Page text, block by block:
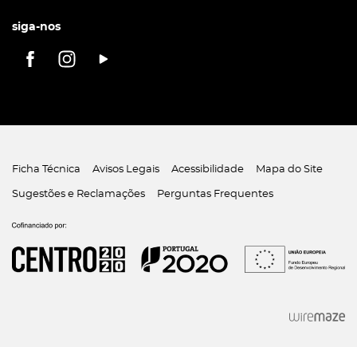
siga-nos
Ficha Técnica Avisos Legais Acessibilidade Mapa do Site
Sugestões e Reclamações Perguntas Frequentes